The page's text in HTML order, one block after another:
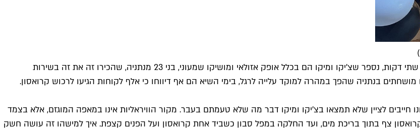
למי שלא משתייך לדור ששר את נעימת צ'יקו מיקו קרואסון לפני השינה וכל שתי דקות, נספר שצ'יקו ומיקו הם בכלל אופק אזולאי ומושיקו שמעוני, בני 23 מנתניה, שהכירו זה את זה בשירות
בנתניה שהפך במהרה למוקד עלייה לרגל, בימי השיא הם אף דיווחו כי אלף לקוחות הגיעו לרכוש קרואסון.
חייבים לציין שלא תמצאו בצ'יקו ומיקו דבר מה שלא טעמתם בעבר. מקור הוויראליות אינו במאפה המוגזם, אלא בצמד
צף בתוך בריכת מים, ועד החלקה במפל סבון כשביד אחת קרואסון ועל הפנים קצפת. איך למישהו זה עושה חשק